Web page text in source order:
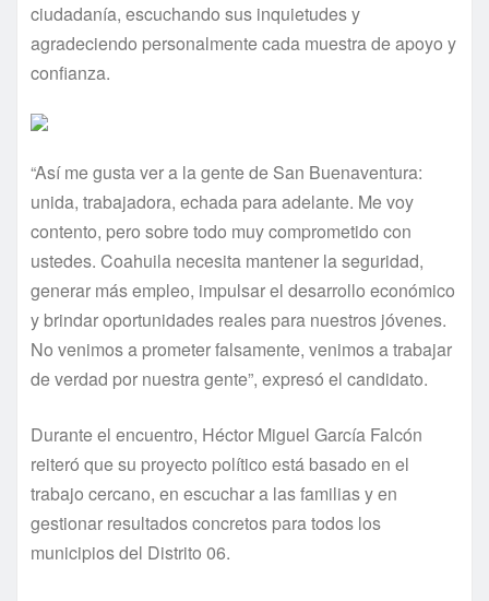
ciudadanía, escuchando sus inquietudes y
agradeciendo personalmente cada muestra de apoyo y
confianza.
“Así me gusta ver a la gente de San Buenaventura:
unida, trabajadora, echada para adelante. Me voy
contento, pero sobre todo muy comprometido con
ustedes. Coahuila necesita mantener la seguridad,
generar más empleo, impulsar el desarrollo económico
y brindar oportunidades reales para nuestros jóvenes.
No venimos a prometer falsamente, venimos a trabajar
de verdad por nuestra gente”, expresó el candidato.
Durante el encuentro, Héctor Miguel García Falcón
reiteró que su proyecto político está basado en el
trabajo cercano, en escuchar a las familias y en
gestionar resultados concretos para todos los
municipios del Distrito 06.